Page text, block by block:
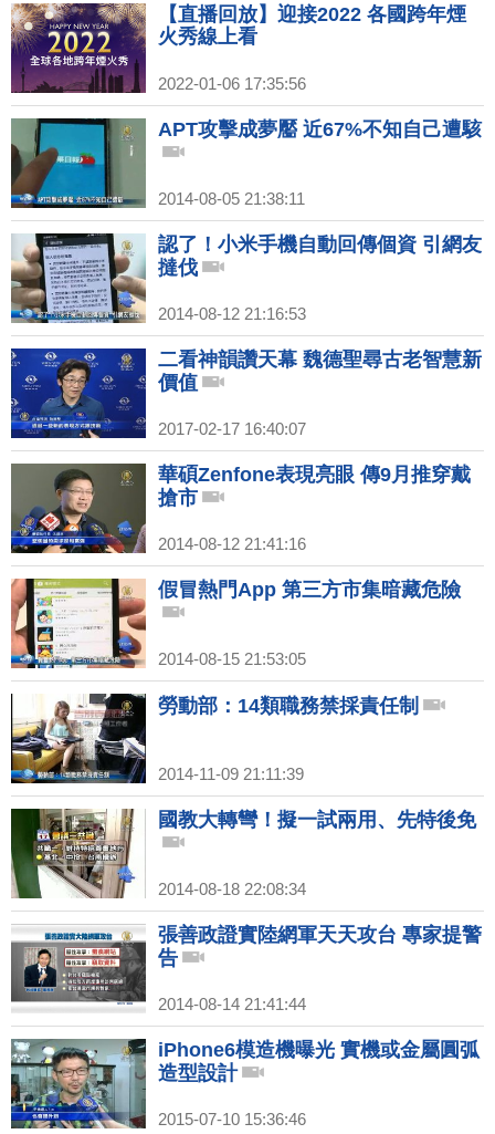
【直播回放】迎接2022 各國跨年煙
火秀線上看
2022-01-06 17:35:56
APT攻擊成夢靨 近67%不知自己遭駭
2014-08-05 21:38:11
認了！小米手機自動回傳個資 引網友
撻伐
2014-08-12 21:16:53
二看神韻讚天幕 魏德聖尋古老智慧新
價值
2017-02-17 16:40:07
華碩Zenfone表現亮眼 傳9月推穿戴
搶市
2014-08-12 21:41:16
假冒熱門App 第三方市集暗藏危險
2014-08-15 21:53:05
勞動部：14類職務禁採責任制
2014-11-09 21:11:39
國教大轉彎！擬一試兩用、先特後免
2014-08-18 22:08:34
張善政證實陸網軍天天攻台 專家提警
告
2014-08-14 21:41:44
iPhone6模造機曝光 實機或金屬圓弧
造型設計
2015-07-10 15:36:46